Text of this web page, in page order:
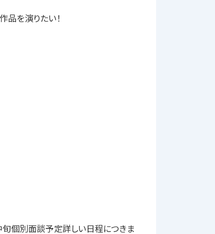
品を演りたい！
個別面談予定詳しい日程につきま